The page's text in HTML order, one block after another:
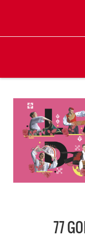
77